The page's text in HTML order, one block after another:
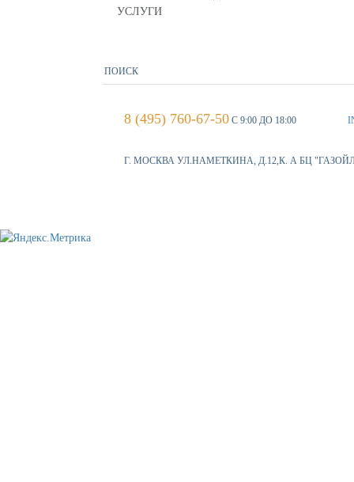
УСЛУГИ
8 (495) 760-67-50 С 9:00 ДО 18:00
Г. МОСКВА УЛ.НАМЕТКИНА, Д.12,К. А БЦ